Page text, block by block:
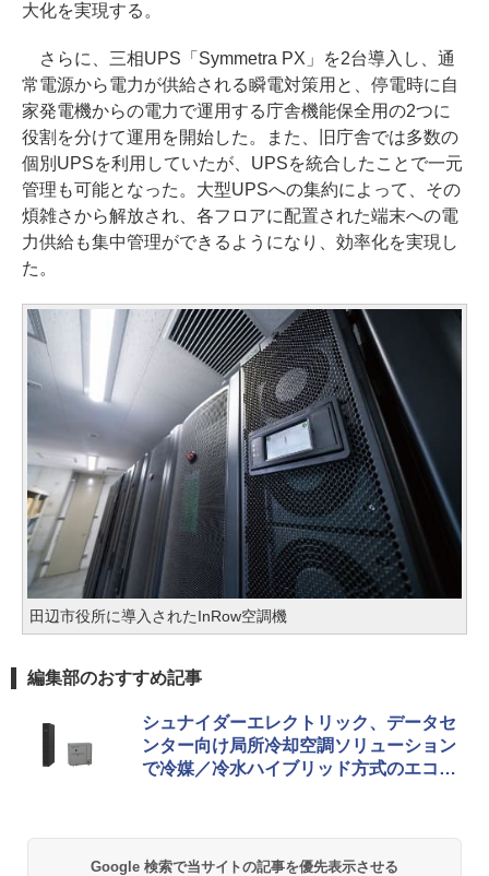
大化を実現する。
さらに、三相UPS「Symmetra PX」を2台導入し、通
常電源から電力が供給される瞬電対策用と、停電時に自
家発電機からの電力で運用する庁舎機能保全用の2つに
役割を分けて運用を開始した。また、旧庁舎では多数の
個別UPSを利用していたが、UPSを統合したことで一元
管理も可能となった。大型UPSへの集約によって、その
煩雑さから解放され、各フロアに配置された端末への電
力供給も集中管理ができるようになり、効率化を実現し
た。
田辺市役所に導入されたInRow空調機
編集部のおすすめ記事
シュナイダーエレクトリック、データセ
ンター向け局所冷却空調ソリューション
で冷媒／冷水ハイブリッド方式のエコノ
Google 検索で当サイトの記事を優先表示させる